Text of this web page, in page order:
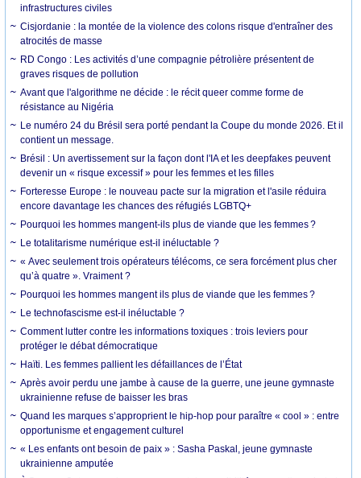
infrastructures civiles
Cisjordanie : la montée de la violence des colons risque d'entraîner des
atrocités de masse
RD Congo : Les activités d’une compagnie pétrolière présentent de
graves risques de pollution
Avant que l'algorithme ne décide : le récit queer comme forme de
résistance au Nigéria
Le numéro 24 du Brésil sera porté pendant la Coupe du monde 2026. Et il
contient un message.
Brésil : Un avertissement sur la façon dont l'IA et les deepfakes peuvent
devenir un « risque excessif » pour les femmes et les filles
Forteresse Europe : le nouveau pacte sur la migration et l'asile réduira
encore davantage les chances des réfugiés LGBTQ+
Pourquoi les hommes mangent-ils plus de viande que les femmes ?
Le totalitarisme numérique est-il inéluctable ?
« Avec seulement trois opérateurs télécoms, ce sera forcément plus cher
qu’à quatre ». Vraiment ?
Pourquoi les hommes mangent ils plus de viande que les femmes ?
Le technofascisme est-il inéluctable ?
Comment lutter contre les informations toxiques : trois leviers pour
protéger le débat démocratique
Haïti. Les femmes pallient les défaillances de l’État
Après avoir perdu une jambe à cause de la guerre, une jeune gymnaste
ukrainienne refuse de baisser les bras
Quand les marques s’approprient le hip-hop pour paraître « cool » : entre
opportunisme et engagement culturel
« Les enfants ont besoin de paix » : Sasha Paskal, jeune gymnaste
ukrainienne amputée